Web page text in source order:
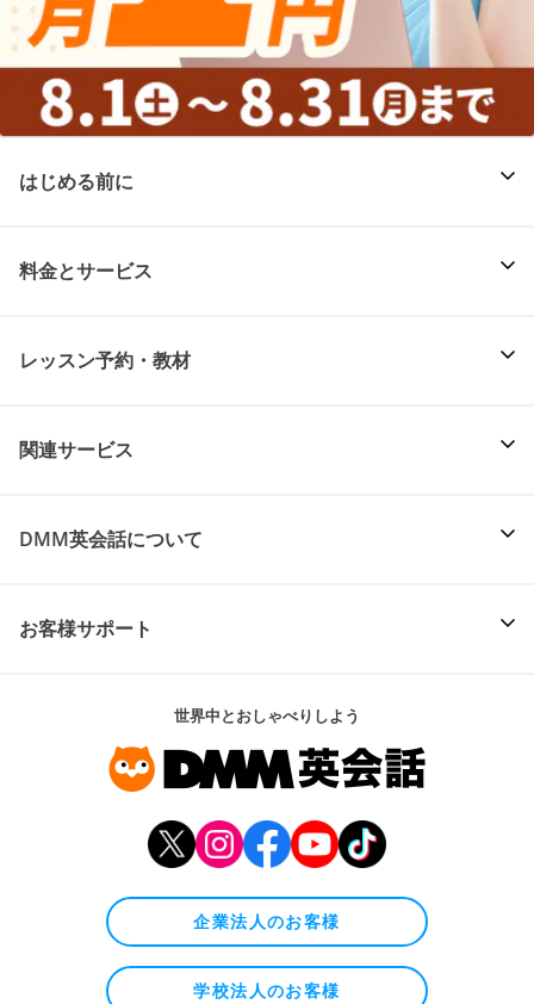
はじめる前に
料金とサービス
レッスン予約・教材
関連サービス
DMM英会話について
お客様サポート
世界中とおしゃべりしよう
企業法人のお客様
学校法人のお客様